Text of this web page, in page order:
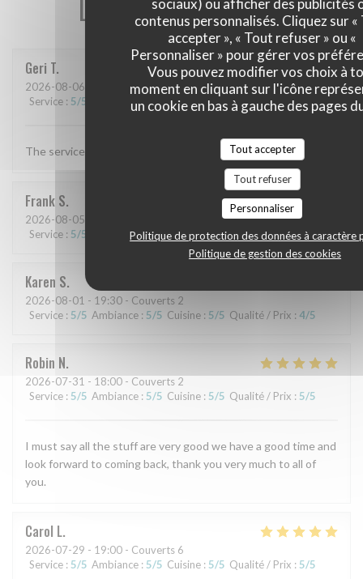
contenus personnalisés. Cliquez sur «
accepter », « Tout refuser » ou «
Personnaliser » pour gérer vos
Vous pouvez modifier vos choix à
moment en cliquant sur l'icône
un cookie en bas à gauche des pages
Tout accepter
Tout refuser
Personnaliser
Politique de protection des données à caractère
Politique de gestion des cookies
Les avis de nos clients
Geri T
2026-08-06 - 19:30 - Couverts 4
Service : 5/5 Ambiance: 5/5 Cuisine: 5/5 Qualité / Prix:5/5
The service and food are always excellent
Frank S
2026-08-05
Service : 5/5 Ambiance:4/5 Cuisine: 5/5 Qualité / Prix:5/5
Karen S
2026-08-01 - 19:30 - Couverts 2
Service : 5/5 Ambiance : 5/5 Cuisine : 5/5 Qualité / Prix : 4/5
Robin N
2026-07-31 - 18:00 - Couverts 2
Service :5/5 Ambiance : 5/5 Cuisine : 5/5 Qualité / Prix : 5/5
I must say all the stuff are very good we have a good time and
look forward to coming back, thank you very much to all of
you.
Carol L
2026-07-29 - 19:00 - Couverts 6
Service : 5/5 Ambiance : 5/5 Cuisine : 5/5 Qualité / Prix : 5/5